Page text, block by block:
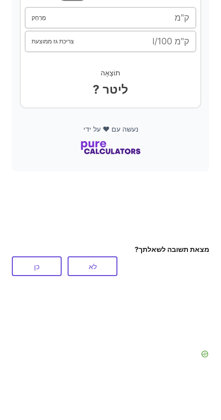
o
מֶרְחָק ק"מ
צריכת גז ממוצעת l/100 ק"מ
תוֹצָאָה
? ליטר
נעשה עם ❤️ על ידי
מצאת תשובה לשאלתך?
כן לא